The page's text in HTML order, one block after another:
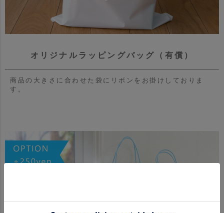
オリジナルラッピングバッグ（有償）
商品の大きさに合わせた袋にリボンをお掛けしておりま
す。